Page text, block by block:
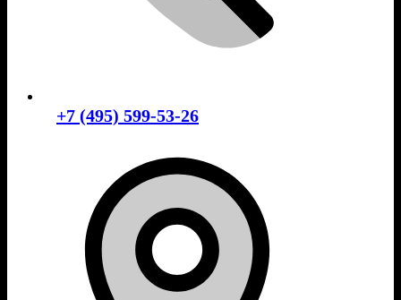
+7 (495) 599-53-26